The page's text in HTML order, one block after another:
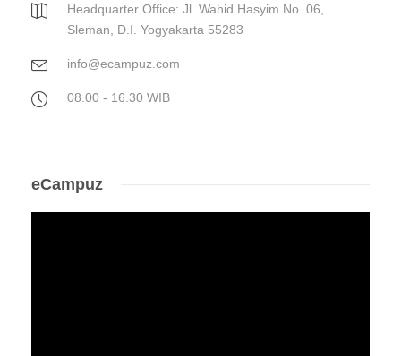
Headquarter Office: Jl. Wahid Hasyim No. 06,
Sleman, D.I. Yogyakarta 55283
info@ecampuz.com
08.00 - 16.30 WIB
eCampuz